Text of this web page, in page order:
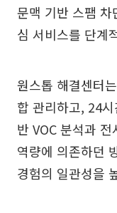
문맥 기반 스팸 차
심 서비스를 단계
원스톱 해결센터
합 관리하고, 24
반 VOC 분석과
역량에 의존하던
경험의 일관성을